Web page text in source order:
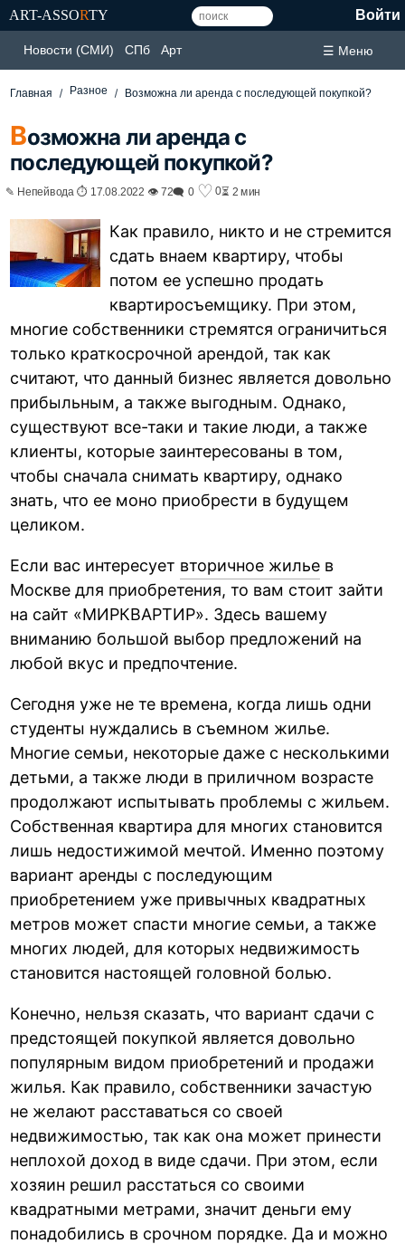
ART-ASSORTY Войти
Новости (СМИ) СПб Арт ☰ Меню
Главная Разное Возможна ли аренда с последующей покупкой?
Возможна ли аренда с
последующей покупкой?
✎ Непейвода ⏱ 17.08.2022 👁 72🗨 0 ♡ 0⏳ 2 мин
Как правило, никто и не стремится
сдать внаем квартиру, чтобы
потом ее успешно продать
квартиросъемщику. При этом,
многие собственники стремятся ограничиться
только краткосрочной арендой, так как
считают, что данный бизнес является довольно
прибыльным, а также выгодным. Однако,
существуют все-таки и такие люди, а также
клиенты, которые заинтересованы в том,
чтобы сначала снимать квартиру, однако
знать, что ее моно приобрести в будущем
целиком.
Если вас интересует вторичное жилье в
Москве для приобретения, то вам стоит зайти
на сайт «МИРКВАРТИР». Здесь вашему
вниманию большой выбор предложений на
любой вкус и предпочтение.
Сегодня уже не те времена, когда лишь одни
студенты нуждались в съемном жилье.
Многие семьи, некоторые даже с несколькими
детьми, а также люди в приличном возрасте
продолжают испытывать проблемы с жильем.
Собственная квартира для многих становится
лишь недостижимой мечтой. Именно поэтому
вариант аренды с последующим
приобретением уже привычных квадратных
метров может спасти многие семьи, а также
многих людей, для которых недвижимость
становится настоящей головной болью.
Конечно, нельзя сказать, что вариант сдачи с
предстоящей покупкой является довольно
популярным видом приобретений и продажи
жилья. Как правило, собственники зачастую
не желают расставаться со своей
недвижимостью, так как она может принести
неплохой доход в виде сдачи. При этом, если
хозяин решил расстаться со своими
квадратными метрами, значит деньги ему
понадобились в срочном порядке. Да и можно